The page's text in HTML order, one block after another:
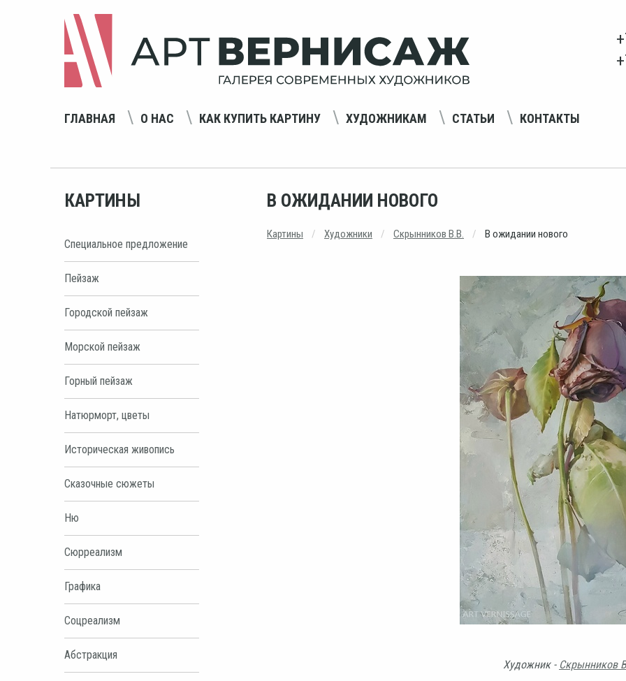
ГЛАВНАЯ О НАС КАК КУПИТЬ КАРТИНУ ХУДОЖНИКАМ СТАТЬИ КОНТАКТЫ
КАРТИНЫ
Специальное предложение
Пейзаж
Городской пейзаж
Морской пейзаж
Горный пейзаж
Натюрморт, цветы
Историческая живопись
Сказочные сюжеты
Ню
Сюрреализм
Графика
Соцреализм
Абстракция
В ОЖИДАНИИ НОВОГО
Картины Художники Скрынников В.В. В ожидании нового
Художник - Скрынников